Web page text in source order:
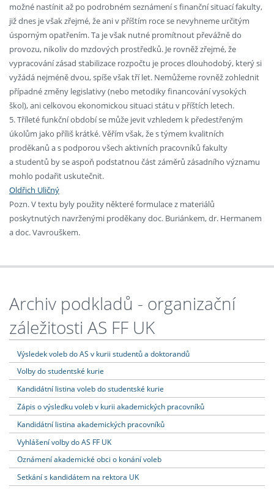
možné nastínit až po podrobném seznámení s finanční situací fakulty,
již dnes je však zřejmé, že ani v příštím roce se nevyhneme určitým
úsporným opatřením. Ta je však nutné promítnout převážně do
provozu, nikoliv do mzdových prostředků. Je rovněž zřejmé, že
vypracování zásad stabilizace rozpočtu je proces dlouhodobý, který si
vyžádá nejméně dvou, spíše však tří let. Nemůžeme rovněž zohlednit
případné změny legislativy (nebo metodiky financování vysokých
škol), ani celkovou ekonomickou situaci státu v příštích letech.
5. Tříleté funkční období se může jevit vzhledem k předestřeným
úkolům jako příliš krátké. Věřím však, že s týmem kvalitních
proděkanů a s podporou všech aktivních pracovníků fakulty
a studentů by se aspoň podstatnou část záměrů zásadního významu
mohlo podařit uskutečnit.
Oldřich Uličný
Pozn. V textu byly použity některé formulace z materiálů
poskytnutých navrženými proděkany doc. Buriánkem, dr. Hermanem
a doc. Vavrouškem.
Archiv podkladů - organizační
záležitosti AS FF UK
Výsledek voleb do AS v kurii studentů a doktorandů
Volby do studentské kurie
Kandidátní listina voleb do studentské kurie
Zápis o výsledku voleb v kurii akademických pracovníků
Kandidátní listina akademických pracovníků
Vyhlášení volby do AS FF UK
Oznámení akademické obci o konání voleb
Setkání s kandidátem na rektora UK